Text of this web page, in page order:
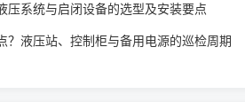
压系统与启闭设备的选型及安装要点
？液压站、控制柜与备用电源的巡检周期